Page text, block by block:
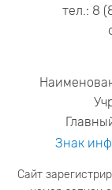
тел.: 8
Знак
Сайт